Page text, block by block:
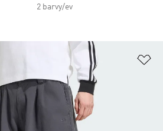
2 barvy/ev